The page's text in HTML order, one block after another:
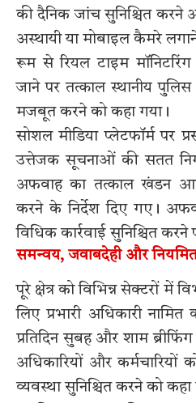
की दैनिक जांच सुनिश्चित
अस्थायी या मोबाइल कैमरे
रूम से रियल टाइम
जाने पर तत्काल स्थानीय
मजबूत करने को कहा गया।
सोशल मीडिया प्लेटफॉर्म पर
उत्तेजक सूचनाओं की सतत
अफवाह का तत्काल खंडन
करने के निर्देश दिए गए।
विधिक कार्रवाई सुनिश्चित करने
समन्वय, जवाबदेही और नियमित
पूरे क्षेत्र को विभिन्न सेक्टरों में
लिए प्रभारी अधिकारी नामित
प्रतिदिन सुबह और शाम
अधिकारियों और कर्मचारियों
व्यवस्था सुनिश्चित करने को कहा